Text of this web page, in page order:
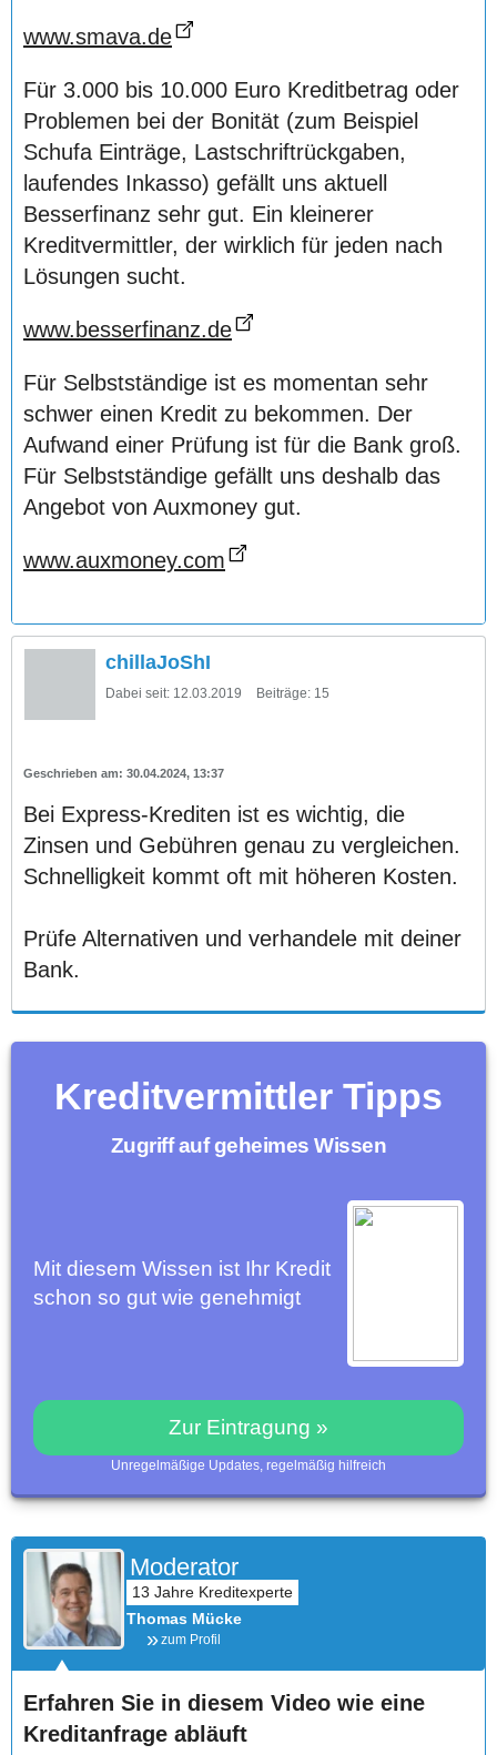
www.smava.de
Für 3.000 bis 10.000 Euro Kreditbetrag oder
Problemen bei der Bonität (zum Beispiel
Schufa Einträge, Lastschriftrückgaben,
laufendes Inkasso) gefällt uns aktuell
Besserfinanz sehr gut. Ein kleinerer
Kreditvermittler, der wirklich für jeden nach
Lösungen sucht.
www.besserfinanz.de
Für Selbstständige ist es momentan sehr
schwer einen Kredit zu bekommen. Der
Aufwand einer Prüfung ist für die Bank groß.
Für Selbstständige gefällt uns deshalb das
Angebot von Auxmoney gut.
www.auxmoney.com
chillaJoShI
Dabei seit: 12.03.2019 Beiträge: 15
30.04.2024, 13:37
Bei Express-Krediten ist es wichtig, die
Zinsen und Gebühren genau zu vergleichen.
Schnelligkeit kommt oft mit höheren Kosten.
Prüfe Alternativen und verhandele mit deiner
Bank.
Kreditvermittler Tipps
Zugriff auf geheimes Wissen
Mit diesem Wissen ist Ihr Kredit
schon so gut wie genehmigt
Zur Eintragung »
Unregelmäßige Updates, regelmäßig hilfreich
Moderator
Thomas Mücke
zum Profil
Erfahren Sie in diesem Video wie eine
Kreditanfrage abläuft